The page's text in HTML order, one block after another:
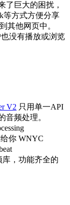
了巨大的困扰，
等方式方便分享
其他网页中。
没有播放或浏览
V2 只用单一API
音频处理。
你 WNYC
库，功能齐全的